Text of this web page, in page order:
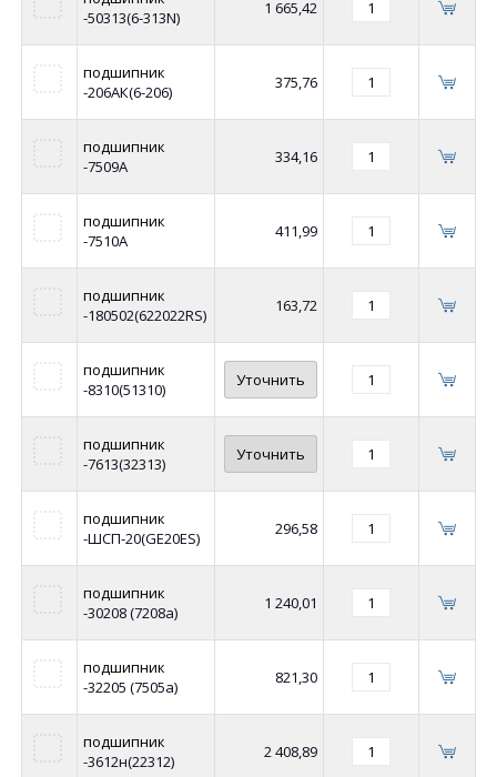
-50313(6-313N)
1 665,42
подшипник
-206АК(6-206)
375,76
подшипник
-7509А
334,16
подшипник
-7510А
411,99
подшипник
-180502(622022RS)
163,72
подшипник
-8310(51310)
Уточнить
подшипник
-7613(32313)
Уточнить
подшипник
-ШСП-20(GE20ES)
296,58
подшипник
-30208 (7208а)
1 240,01
подшипник
-32205 (7505а)
821,30
подшипник
-3612н(22312)
2 408,89